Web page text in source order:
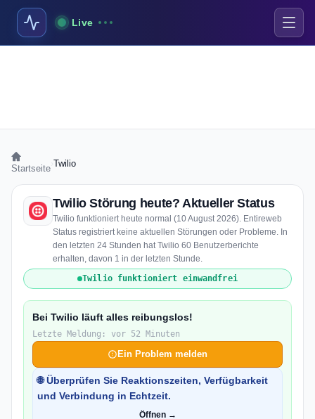
Live
Startseite Twilio
Twilio Störung heute? Aktueller Status
Twilio funktioniert heute normal (10 August 2026). Entireweb
Status registriert keine aktuellen Störungen oder Probleme. In
den letzten 24 Stunden hat Twilio 60 Benutzerberichte
erhalten, davon 1 in der letzten Stunde.
Twilio funktioniert einwandfrei
Bei Twilio läuft alles reibungslos!
Letzte Meldung: vor 52 Minuten
Ein Problem melden
🌐 Überprüfen Sie Reaktionszeiten, Verfügbarkeit
und Verbindung in Echtzeit.
Öffnen →